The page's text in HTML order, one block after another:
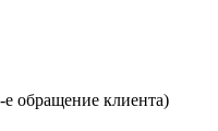
е обращение клиента)